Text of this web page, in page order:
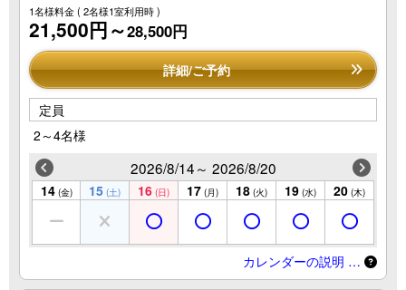
1名様料金( 2名様1室利用時 )
21,500円～28,500円
詳細/ご予約
定員
2～4名様
2026/8/14～ 2026/8/20
14 (金) 15 (土) 16 (日) 17 (月) 18 (火) 19 (水) 20 (木)
カレンダーの説明 …